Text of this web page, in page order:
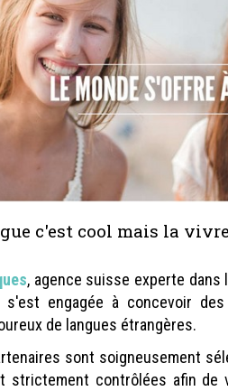
langue c'est cool
, agence suisse experte dans
s'est engagée à concevoir
de langues étrangères.
sont soigneusement
strictement contrôlées afin de